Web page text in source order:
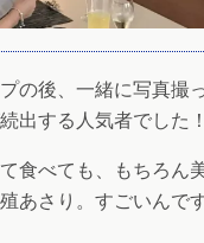
の後、一緒に写真撮
出する人気者でした
食べても、もちろん
あさり。すごいんです